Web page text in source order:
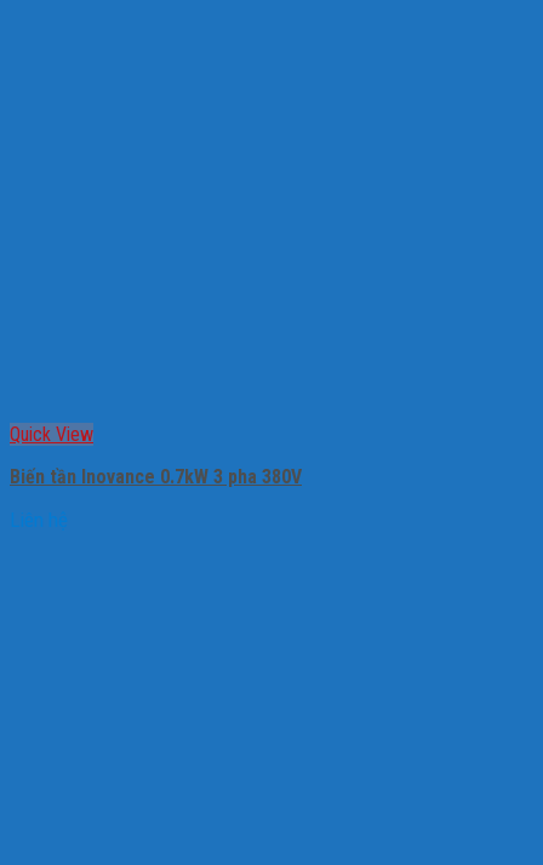
Quick View
Biến tần Inovance 0.7kW 3 pha 380V
Liên hệ